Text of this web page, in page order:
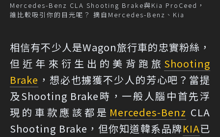
Mercedes-Benz CLA Shooting Brake與Kia ProCeed，
誰比較吸引你的目光呢？ 摘自Mercedes-Benz、Kia
相信有不少人是Wagon旅行車的忠實粉絲，
但近年來衍生出的美背跑旅 Shooting
Brake ，想必也擄獲不少人的芳心吧？當提
及Shooting Brake時，一般人腦中首先浮
現的車款應該都是 Mercedes-Benz CLA
Shooting Brake，但你知道韓系品牌KIA已